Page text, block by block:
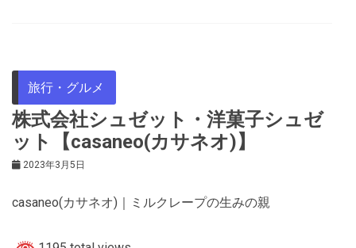
旅行・グルメ
株式会社シュゼット・洋菓子シュゼ
ット【casaneo(カサネオ)】
2023年3月5日
casaneo(カサネオ)｜ミルクレープの生みの親